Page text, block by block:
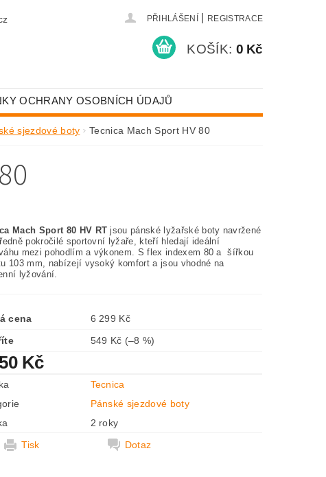
PŘIHLÁŠENÍ REGISTRACE
KOŠÍK: 0 Kč
OCHRANY OSOBNÍCH ÚDAJŮ
sjezdové boty Tecnica Mach Sport HV 80
Mach Sport 80 HV RT jsou pánské lyžařské boty navržené
pokročilé sportovní lyžaře, kteří hledají ideální
mezi pohodlím a výkonem. S flex indexem 80 a šířkou
103 mm, nabízejí vysoký komfort a jsou vhodné na
lyžování.
cena
6 299 Kč
549 Kč (–8 %)
Kč
Tecnica
Pánské sjezdové boty
2 roky
Tisk
Dotaz